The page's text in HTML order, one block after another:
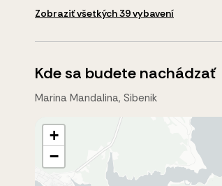
Zobraziť všetkých 39 vybavení
Kde sa budete nachádzať
Marina Mandalina, Sibenik
+
−